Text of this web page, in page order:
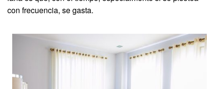
con frecuencia, se gasta.